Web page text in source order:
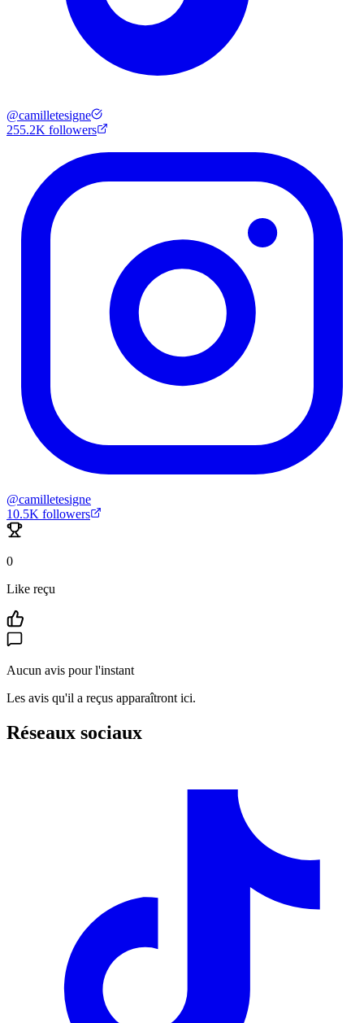
@camilletesigne
255.2K followers
@camilletesigne
10.5K followers
0
Like reçu
Aucun avis pour l'instant
Les avis qu'il a reçus apparaîtront ici.
Réseaux sociaux